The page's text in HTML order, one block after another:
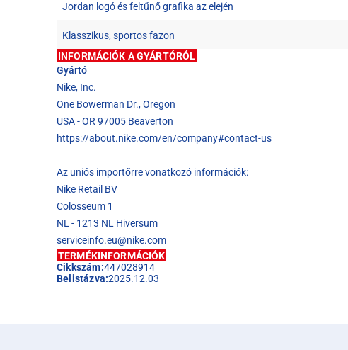
Jordan logó és feltűnő grafika az elején
Klasszikus, sportos fazon
INFORMÁCIÓK A GYÁRTÓRÓL
Gyártó
Nike, Inc.
One Bowerman Dr., Oregon
USA - OR 97005 Beaverton
https://about.nike.com/en/company#contact-us
Az uniós importőrre vonatkozó információk:
Nike Retail BV
Colosseum 1
NL - 1213 NL Hiversum
serviceinfo.eu@nike.com
TERMÉKINFORMÁCIÓK
Cikkszám:447028914
Belistázva:2025.12.03